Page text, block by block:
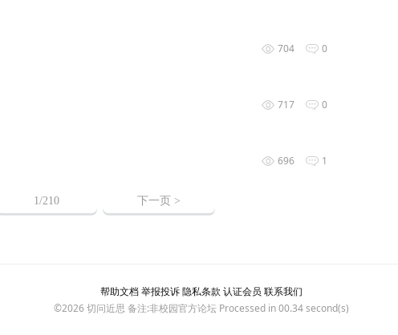
0
704
0
717
1
696
1/210 下一页 >
帮助文档举报投诉隐私条款 认证会员 联系我们
©2026切问近思 备注:非校园官方论坛 Processed in 00.34 second(s)